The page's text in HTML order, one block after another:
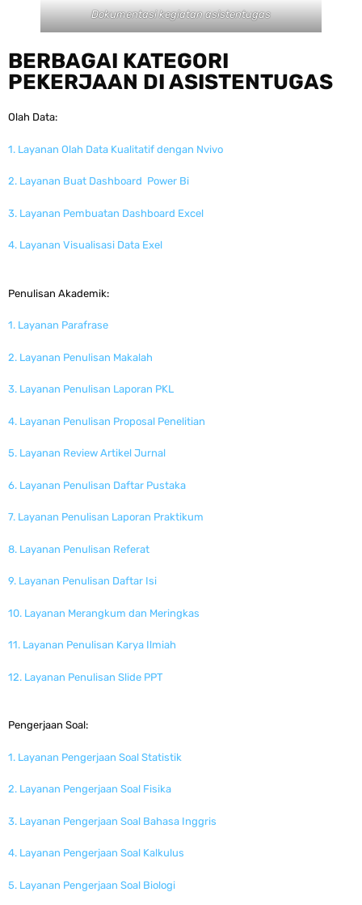
Dokumentasi kegiatan asistentugas
BERBAGAI KATEGORI
PEKERJAAN DI ASISTENTUGAS
Olah Data:
1. Layanan Olah Data Kualitatif dengan Nvivo
2. Layanan Buat Dashboard Power Bi
3. Layanan Pembuatan Dashboard Excel
4. Layanan Visualisasi Data Exel
Penulisan Akademik:
1. Layanan Parafrase
2. Layanan Penulisan Makalah
3. Layanan Penulisan Laporan PKL
4. Layanan Penulisan Proposal Penelitian
5. Layanan Review Artikel Jurnal
6. Layanan Penulisan Daftar Pustaka
7. Layanan Penulisan Laporan Praktikum
8. Layanan Penulisan Referat
9. Layanan Penulisan Daftar Isi
10. Layanan Merangkum dan Meringkas
11. Layanan Penulisan Karya Ilmiah
12. Layanan Penulisan Slide PPT
Pengerjaan Soal:
1. Layanan Pengerjaan Soal Statistik
2. Layanan Pengerjaan Soal Fisika
3. Layanan Pengerjaan Soal Bahasa Inggris
4. Layanan Pengerjaan Soal Kalkulus
5. Layanan Pengerjaan Soal Biologi